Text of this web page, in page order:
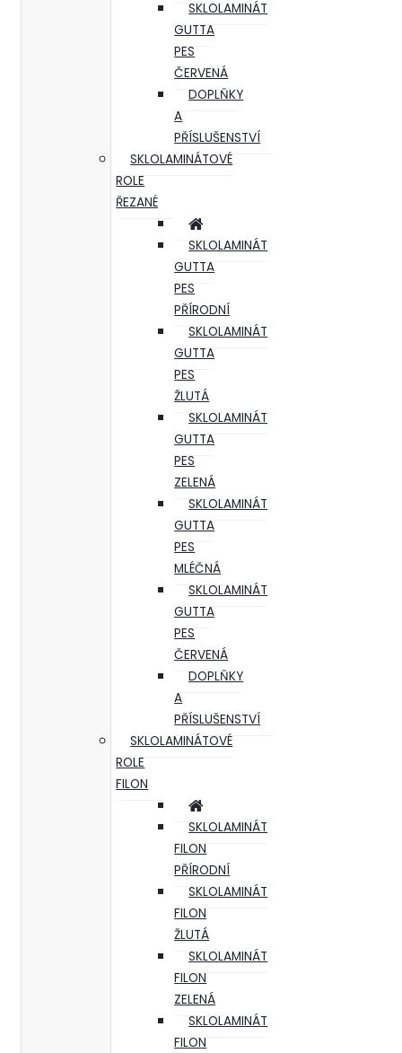
SKLOLAMINÁT
GUTTA
PES
ČERVENÁ
DOPLŇKY
A
PŘÍSLUŠENSTVÍ
SKLOLAMINÁTOVÉ
ROLE
ŘEZANÉ
SKLOLAMINÁT
GUTTA
PES
PŘÍRODNÍ
SKLOLAMINÁT
GUTTA
PES
ŽLUTÁ
SKLOLAMINÁT
GUTTA
PES
ZELENÁ
SKLOLAMINÁT
GUTTA
PES
MLÉČNÁ
SKLOLAMINÁT
GUTTA
PES
ČERVENÁ
DOPLŇKY
A
PŘÍSLUŠENSTVÍ
SKLOLAMINÁTOVÉ
ROLE
FILON
SKLOLAMINÁT
FILON
PŘÍRODNÍ
SKLOLAMINÁT
FILON
ŽLUTÁ
SKLOLAMINÁT
FILON
ZELENÁ
SKLOLAMINÁT
FILON